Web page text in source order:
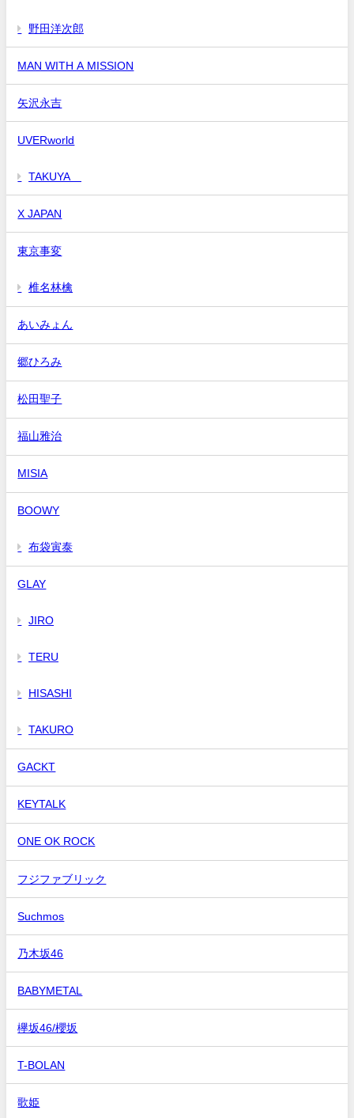
野田洋次郎
MAN WITH A MISSION
矢沢永吉
UVERworld
TAKUYA∞
X JAPAN
東京事変
椎名林檎
あいみょん
郷ひろみ
松田聖子
福山雅治
MISIA
BOOWY
布袋寅泰
GLAY
JIRO
TERU
HISASHI
TAKURO
GACKT
KEYTALK
ONE OK ROCK
フジファブリック
Suchmos
乃木坂46
BABYMETAL
欅坂46/櫻坂
T-BOLAN
歌姫